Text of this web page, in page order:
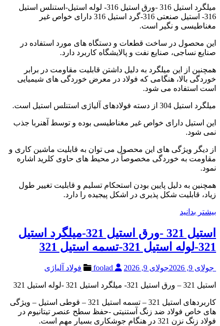
میلگرد استیل 316 -ورق استیل 316- لوله استیل-استنلس استیل
316- استیل صنعتی 316-گرد استیل 316 دارای خواص غیر
مغناطیسی و نگیر است.
این محصول در ساخت قطعات و دستگاه های مورد استفاده در
صنایع نساجی، صنایع نفت و پالایشگاه کاربرد دارد.
همچنین از این میلگرد به دلیل داشتن قابلیت مقاومت در برابر
خوردگی بالا، هنگامی که فولاد در معرض خوردگی های شیمیایی
است استفاده می شود.
میلگرد استیل 304 از دسته فولادهای آلیاژی استنلس استیل است.
این استیل دارای خواص غیر مغناطیسی بوده و توسط آهنربا جذب
نمی شود.
از دیگر ویژگی های این محصول می توان به قابلیت ماشین کاری و
مقاومت به خوردگی مخصوصاً در محیط های حاوی کلرید اشاره
نمود.
همچنین به دلیل پایین بودن استحکام تسلیم و قابلیت تغییر طول
زیاد، قابلیت شکل پذیری در اشکل پیجیده را دارد.
بیشتر بدانید
استیل 321 -ورق استیل 321-میلگرد استیل
321-لوله استیل 321-تسمه استیل 321
جولای 9, 2026 جولای 9, 2026 فولاد آلیاژی
استیل 321 – ورق استیل 321- میلگرد استیل 321 -لوله استیل 321
کاربردهای استیل 321 – تسمه استیل 321 – قوطی استیل – ویژگی
های خاص فولاد ضد زنگ آستنیتی -حفظ سطح عنصر تیتانیوم در
فولاد زنگ نزن 321 در هنگام جوشکاری بسیار مهم است.